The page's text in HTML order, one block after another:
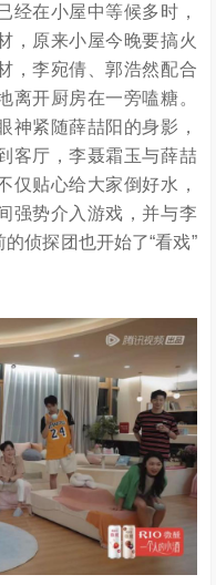
经在小屋中等候多时，
，原来小屋今晚要搞火
，李宛倩、郭浩然配合
离开厨房在一旁嗑糖。
神紧随薛喆阳的身影，
客厅，李聂霜玉与薛喆
仅贴心给大家倒好水，
强势介入游戏，并与李
侦探团也开始了“看戏”